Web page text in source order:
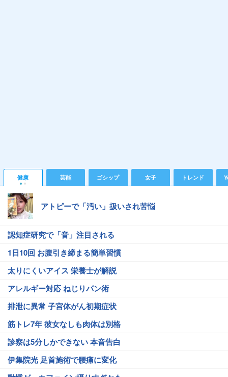
健康 芸能 ゴシップ 女子 トレンド
アトピーで「汚い」扱いされ苦悩
認知症研究で「音」注目される
1日10回 お腹引き締まる簡単習慣
太りにくいアイス 栄養士が解説
アレルギー対応 ねじりパン術
排泄に異常 子宮体がん初期症状
筋トレ7年 彼女なしも肉体は別格
診察は5分しかできない 本音告白
伊集院光 足首施術で腰痛に変化